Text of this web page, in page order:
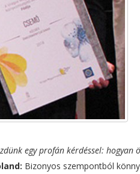
egy profán kérdéssel: hogyan
Bizonyos szempontból